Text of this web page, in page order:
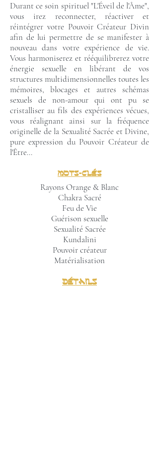
Durant ce soin spirituel "L'Éveil de l'Âme",
vous irez reconnecter, réactiver et
réintégrer votre Pouvoir Créateur Divin
afin de lui permettre de se manifester à
nouveau dans votre expérience de vie.
Vous harmoniserez et rééquilibrerez votre
énergie sexuelle en libérant de vos
structures multidimensionnelles toutes les
mémoires, blocages et autres schémas
sexuels de non-amour qui ont pu se
cristalliser au fils des expériences vécues,
vous réalignant ainsi sur la fréquence
originelle de la Sexualité Sacrée et Divine,
pure expression du Pouvoir Créateur de
l'Être...
Mots-clés
Rayons Orange & Blanc
Chakra Sacré
Feu de Vie
Guérison sexuelle
Sexualité Sacrée
Kundalini
Pouvoir créateur
Matérialisation
Détails